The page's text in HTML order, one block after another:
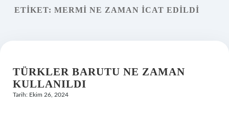
Yasal Uyarı
ETIKET: MERMI NE ZAMAN ICAT EDILDI
TÜRKLER BARUTU NE ZAMAN
KULLANILDI
Tarih: Ekim 26, 2024